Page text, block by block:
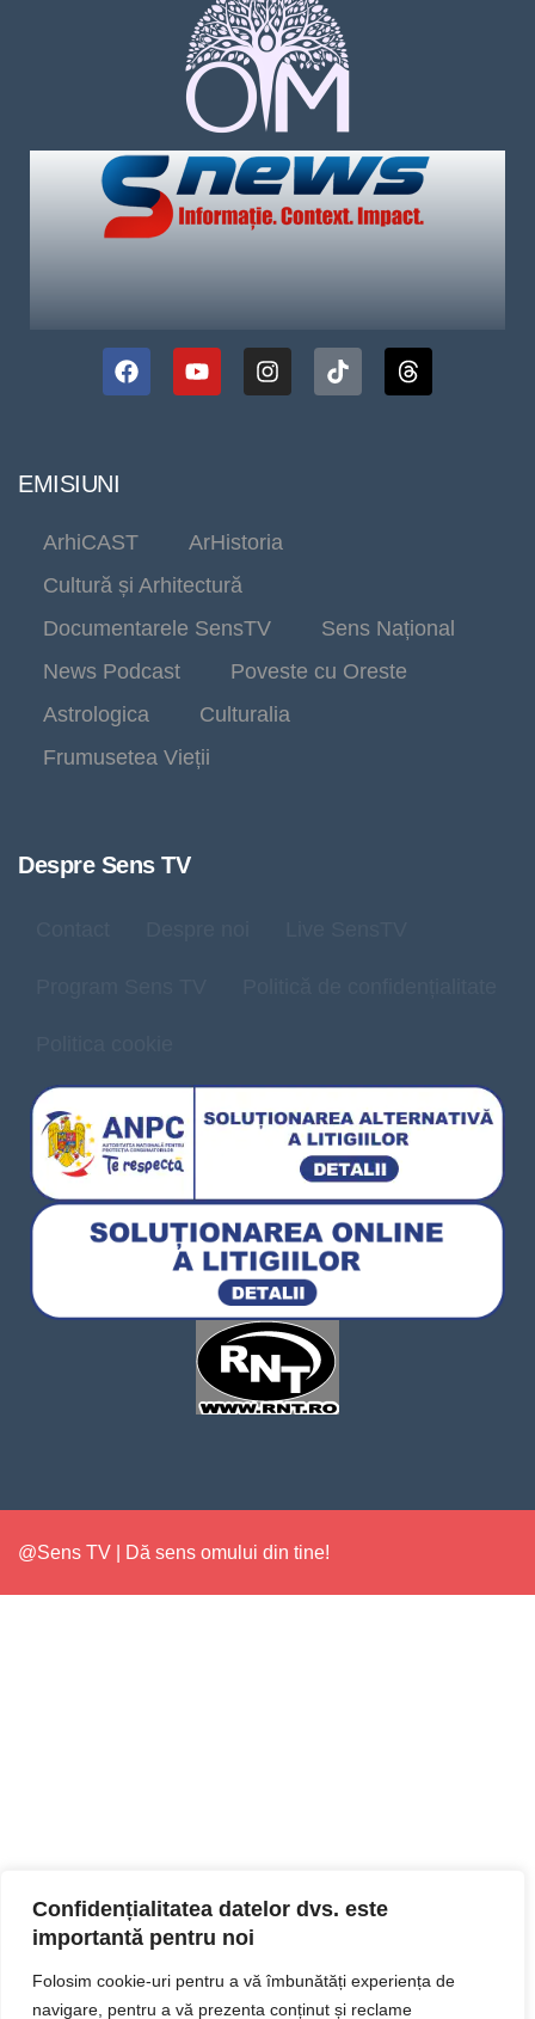
Confidențialitatea datelor dvs. este
importantă pentru noi
Folosim cookie-uri pentru a vă îmbunătăți experiența de
navigare, pentru a vă prezenta conținut și reclame
EMISIUNI
ArhiCAST
ArHistoria
Cultură și Arhitectură
Documentarele SensTV
Sens Național
News Podcast
Poveste cu Oreste
Astrologica
Culturalia
Frumusetea Vieții
Despre Sens TV
@Sens TV | Dă sens omului din tine!